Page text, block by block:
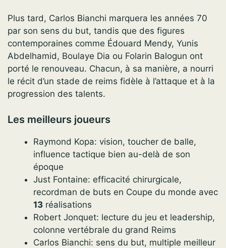
Plus tard, Carlos Bianchi marquera les années 70
par son sens du but, tandis que des figures
contemporaines comme Édouard Mendy, Yunis
Abdelhamid, Boulaye Dia ou Folarin Balogun ont
porté le renouveau. Chacun, à sa manière, a nourri
le récit d’un stade de reims fidèle à l’attaque et à la
progression des talents.
Les meilleurs joueurs
Raymond Kopa: vision, toucher de balle,
influence tactique bien au-delà de son
époque
Just Fontaine: efficacité chirurgicale,
recordman de buts en Coupe du monde avec
13 réalisations
Robert Jonquet: lecture du jeu et leadership,
colonne vertébrale du grand Reims
Carlos Bianchi: sens du but, multiple meilleur